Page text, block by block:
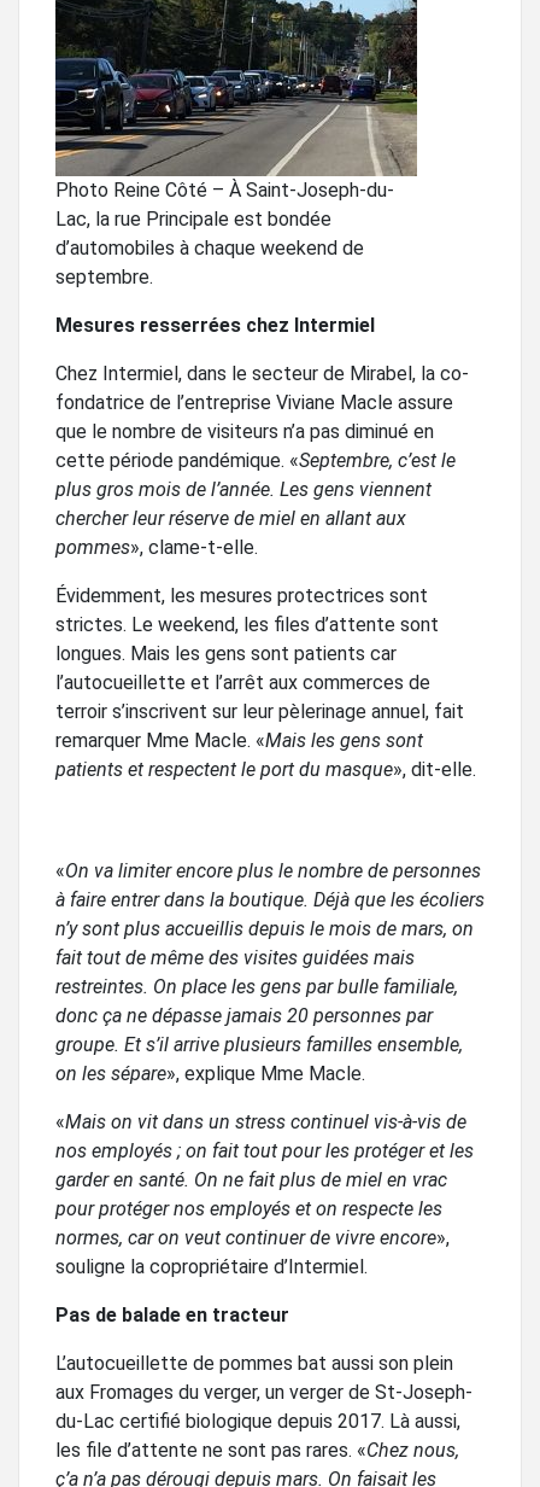
Photo Reine Côté – À Saint-Joseph-du-
Lac, la rue Principale est bondée
d’automobiles à chaque weekend de
septembre.
Mesures resserrées chez Intermiel
Chez Intermiel, dans le secteur de Mirabel, la co-
fondatrice de l’entreprise Viviane Macle assure
que le nombre de visiteurs n’a pas diminué en
cette période pandémique. «Septembre, c’est le
plus gros mois de l’année. Les gens viennent
chercher leur réserve de miel en allant aux
pommes», clame-t-elle.
Évidemment, les mesures protectrices sont
strictes. Le weekend, les files d’attente sont
longues. Mais les gens sont patients car
l’autocueillette et l’arrêt aux commerces de
terroir s’inscrivent sur leur pèlerinage annuel, fait
remarquer Mme Macle. «Mais les gens sont
patients et respectent le port du masque», dit-elle.
«On va limiter encore plus le nombre de personnes
à faire entrer dans la boutique. Déjà que les écoliers
n’y sont plus accueillis depuis le mois de mars, on
fait tout de même des visites guidées mais
restreintes. On place les gens par bulle familiale,
donc ça ne dépasse jamais 20 personnes par
groupe. Et s’il arrive plusieurs familles ensemble,
on les sépare», explique Mme Macle.
«Mais on vit dans un stress continuel vis-à-vis de
nos employés ; on fait tout pour les protéger et les
garder en santé. On ne fait plus de miel en vrac
pour protéger nos employés et on respecte les
normes, car on veut continuer de vivre encore»,
souligne la copropriétaire d’Intermiel.
Pas de balade en tracteur
L’autocueillette de pommes bat aussi son plein
aux Fromages du verger, un verger de St-Joseph-
du-Lac certifié biologique depuis 2017. Là aussi,
les file d’attente ne sont pas rares. «Chez nous,
ç’a n’a pas dérougi depuis mars. On faisait les